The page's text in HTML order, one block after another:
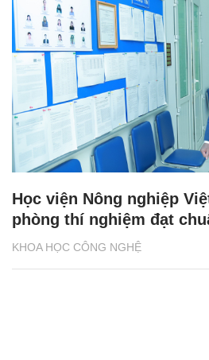
KHOA HỌC CÔNG NGHỆ
Học viện Nông nghiệp
phòng thí nghiệm đạt